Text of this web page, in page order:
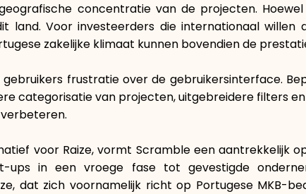
concentratie van de projecten.
Voor investeerders die internationaal willen
zakelijke klimaat kunnen bovendien de
frustratie over de gebruikersinterface.
categorisatie van projecten, uitgebreidere filters
voor Raize, vormt Scramble een aantrekkelijk
in een vroege fase tot gevestigde
dat zich voornamelijk richt op Portugese MKB-